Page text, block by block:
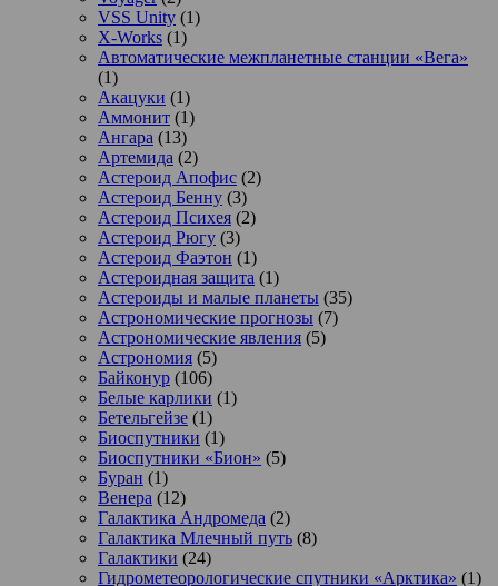
VSS Unity (1)
X-Works (1)
Автоматические межпланетные станции «Вега»
(1)
Акацуки (1)
Аммонит (1)
Ангара (13)
Артемида (2)
Астероид Апофис (2)
Астероид Бенну (3)
Астероид Психея (2)
Астероид Рюгу (3)
Астероид Фаэтон (1)
Астероидная защита (1)
Астероиды и малые планеты (35)
Астрономические прогнозы (7)
Астрономические явления (5)
Астрономия (5)
Байконур (106)
Белые карлики (1)
Бетельгейзе (1)
Биоспутники (1)
Биоспутники «Бион» (5)
Буран (1)
Венера (12)
Галактика Андромеда (2)
Галактика Млечный путь (8)
Галактики (24)
Гидрометеорологические спутники «Арктика» (1)